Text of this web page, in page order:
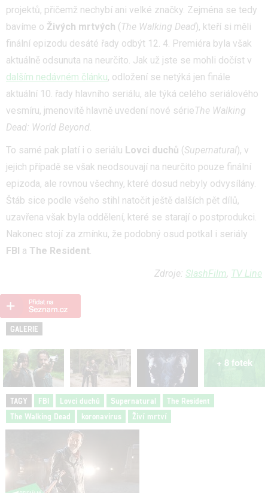
projektů, přičemž nechybí ani velké značky. Zejména se tedy
bavíme o Živých mrtvých (The Walking Dead), kteří si měli
finální epizodu desáté řady odbýt 12. 4. Premiéra byla však
aktuálně odsunuta na neurčito. Jak už jste se mohli dočíst v
dalším nedávném článku, odložení se netýká jen finále
aktuální 10. řady hlavního seriálu, ale týká celého seriálového
vesmíru, jmenovitě hlavně uvedení nové sérieThe Walking
Dead: World Beyond.
To samé pak platí i o seriálu Lovci duchů (Supernatural), v
jejich případě se však neodsouvají na neurčito pouze finální
epizoda, ale rovnou všechny, které dosud nebyly odvysílány.
Štáb sice podle všeho stihl natočit ještě dalších pět dílů,
uzavřena však byla oddělení, které se starají o postprodukci.
Nakonec stojí za zmínku, že podobný osud potkal i seriály
FBI a The Resident.
Zdroje: SlashFilm, TV Line
GALERIE
+ 8 fotek
TAGY FBI Lovci duchů Supernatural
The Resident
The Walking Dead
koronavirus Živí mrtví